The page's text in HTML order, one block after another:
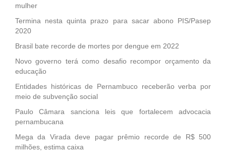
mulher
Termina nesta quinta prazo para sacar abono PIS/Pasep
2020
Brasil bate recorde de mortes por dengue em 2022
Novo governo terá como desafio recompor orçamento da
educação
Entidades históricas de Pernambuco receberão verba por
meio de subvenção social
Paulo Câmara sanciona leis que fortalecem advocacia
pernambucana
Mega da Virada deve pagar prêmio recorde de R$ 500
milhões, estima caixa